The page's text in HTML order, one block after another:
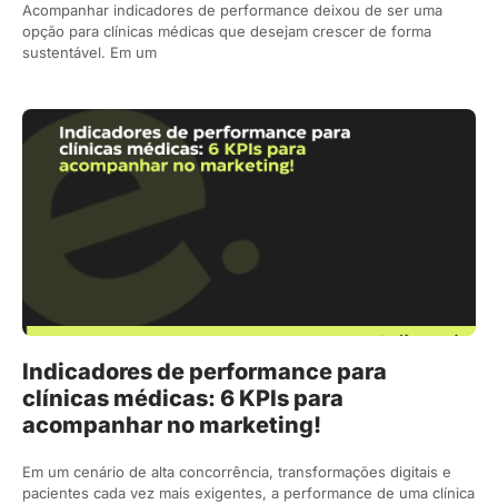
Acompanhar indicadores de performance deixou de ser uma
opção para clínicas médicas que desejam crescer de forma
sustentável. Em um
Indicadores de performance para
clínicas médicas: 6 KPIs para
acompanhar no marketing!
Em um cenário de alta concorrência, transformações digitais e
pacientes cada vez mais exigentes, a performance de uma clínica